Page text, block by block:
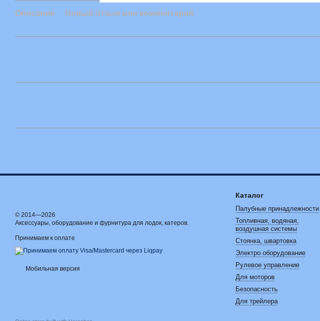
Описание Новый отзыв или комментарий
© 2014—2026
Аксессуары, оборудование и фурнитура для лодок, катеров.
Принимаем к оплате
Мобильная версия
Каталог
Палубные принадлежности
Топливная, водяная,
воздушная системы
Стоянка, швартовка
Электро оборудование
Рулевое управление
Для моторов
Безопасность
Для трейлера